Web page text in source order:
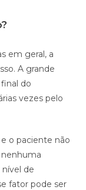
em geral, a
A grande
do
vezes pelo
o paciente não
de
fator pode ser